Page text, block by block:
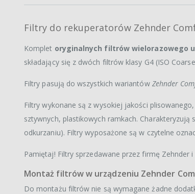
Filtry do rekuperatorów Zehnder
Komplet oryginalnych filtrów wielorazowego
składający się z dwóch filtrów klasy G4 (ISO
Filtry pasują do wszystkich wariantów Zehnder
Filtry wykonane są z wysokiej jakości
sztywnych, plastikowych ramkach.
odkurzaniu). Filtry wyposażone są w czytelne
Pamiętaj! Filtry sprzedawane przez firmę Zehnder
Montaż filtrów w urządzeniu Zehnder
Do montażu filtrów nie są wymagane żadne